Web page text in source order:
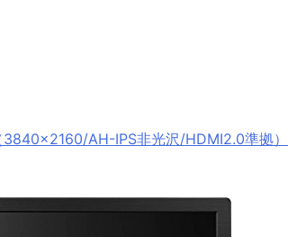
AH-IPS非光沢/HDMI2.0準拠